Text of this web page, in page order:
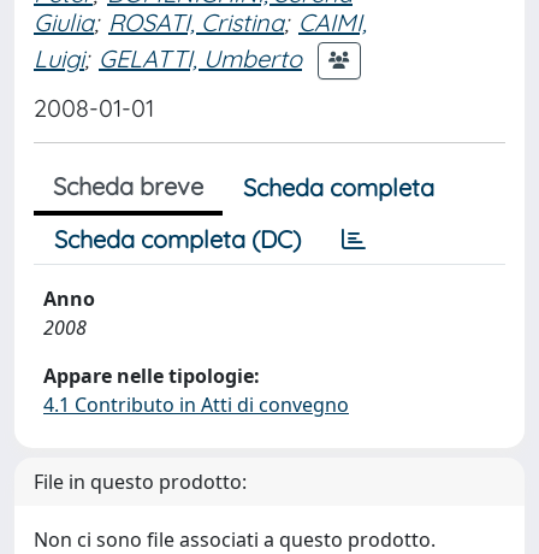
Giulia; ROSATI, Cristina; CAIMI,
Luigi; GELATTI, Umberto
2008-01-01
Scheda breve
Scheda completa
Scheda completa (DC)
Anno
2008
Appare nelle tipologie:
4.1 Contributo in Atti di convegno
File in questo prodotto:
Non ci sono file associati a questo prodotto.